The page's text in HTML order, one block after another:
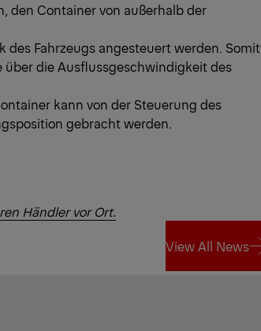
den Container von außerhalb der
Fahrzeugs angesteuert werden. Somit
über die Ausflussgeschwindigkeit des
kann von der Steuerung des
gebracht werden.
Händler vor Ort.
View All News